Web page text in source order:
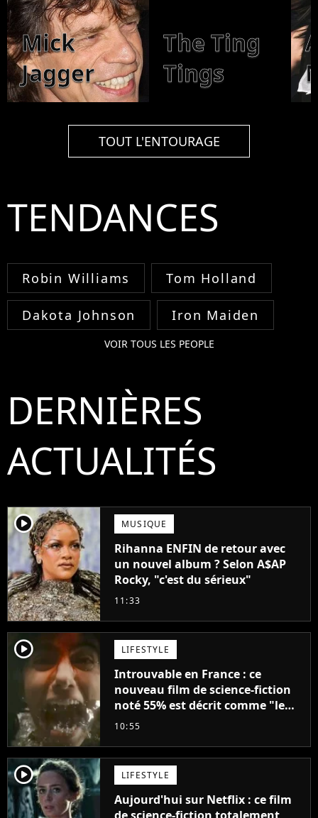
Mick
Jagger
The Ting
Tings
TOUT L'ENTOURAGE
TENDANCES
Robin Williams Tom Holland
Dakota Johnson Iron Maiden
VOIR TOUS LES PEOPLE
DERNIÈRES
ACTUALITÉS
player2 MUSIQUE
Rihanna ENFIN de retour avec
un nouvel album ? Selon A$AP
Rocky, "c'est du sérieux"
11:33
player2 LIFESTYLE
Introuvable en France : ce
nouveau film de science-fiction
noté 55% est décrit comme "le
plus stupide de l'année"
10:55
player2 LIFESTYLE
Aujourd'hui sur Netflix : ce film